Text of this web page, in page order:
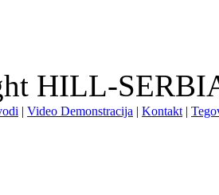
HILL-
| Video Demonstracija | Kontakt |